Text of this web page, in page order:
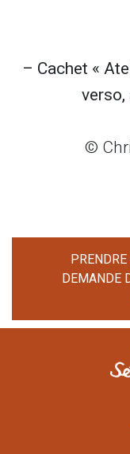
– Cachet «
©
DEMANDE